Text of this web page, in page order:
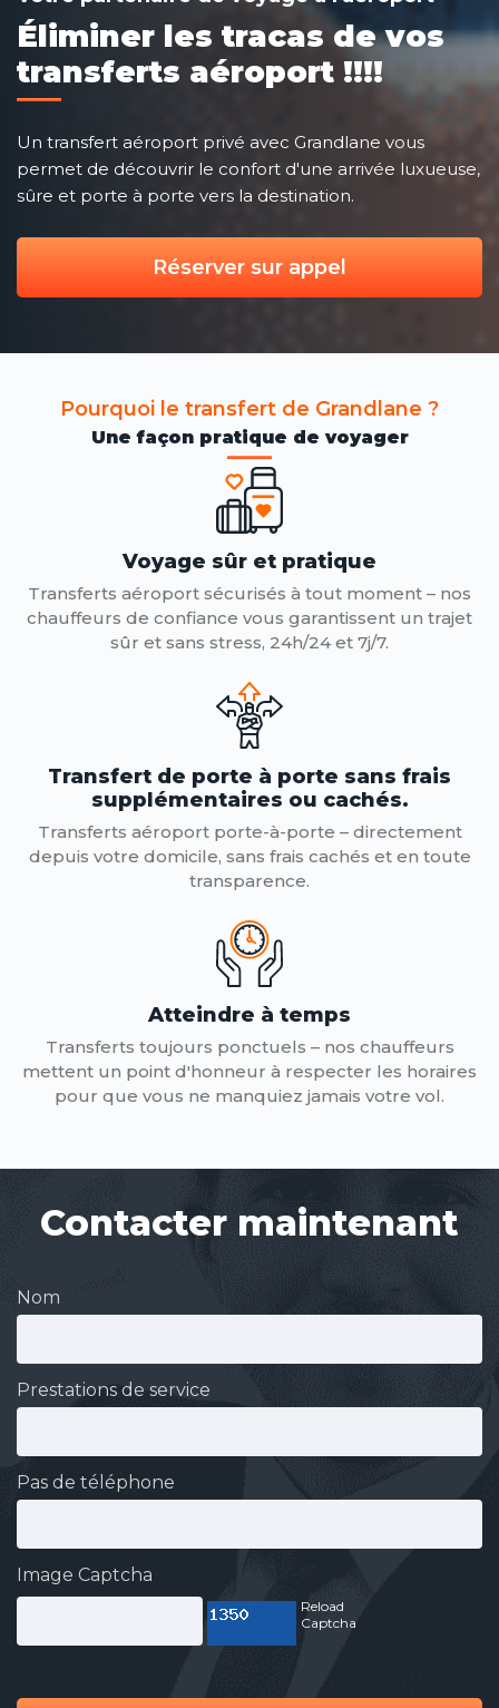
Éliminer les tracas de vos
transferts aéroport !!!!
Un transfert aéroport privé avec Grandlane vous
permet de découvrir le confort d'une arrivée luxueuse,
sûre et porte à porte vers la destination.
Réserver sur appel
Pourquoi le transfert de Grandlane ?
Une façon pratique de voyager
Voyage sûr et pratique
Transferts aéroport sécurisés à tout moment – ​​nos
chauffeurs de confiance vous garantissent un trajet
sûr et sans stress, 24h/24 et 7j/7.
Transfert de porte à porte sans frais
supplémentaires ou cachés.
Transferts aéroport porte-à-porte – directement
depuis votre domicile, sans frais cachés et en toute
transparence.
Atteindre à temps
Transferts toujours ponctuels – nos chauffeurs
mettent un point d'honneur à respecter les horaires
pour que vous ne manquiez jamais votre vol.
Contacter maintenant
Nom
Prestations de service
Pas de téléphone
Image Captcha
Reload
Captcha